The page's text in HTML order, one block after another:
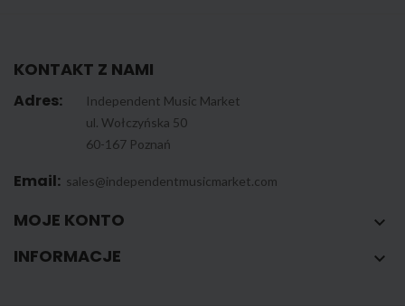
KONTAKT Z NAMI
Adres:
Independent Music Market
ul. Wołczyńska 50
60-167 Poznań
Email: sales@independentmusicmarket.com
MOJE KONTO 
INFORMACJE 